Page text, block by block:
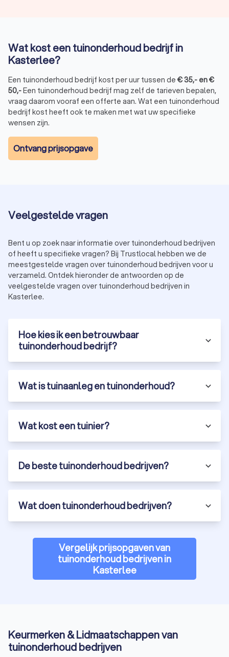
Wat kost een tuinonderhoud bedrijf in
Kasterlee?
Een tuinonderhoud bedrijf kost per uur tussen de €35,- en€
50,-Een tuinonderhoud bedrijf mag zelf de tarieven bepalen,
vraag daarom vooraf een offerte aan. Wat een tuinonderhoud
bedrijf kost heeft ook te maken met wat uw specifieke
wensen zijn.
Ontvang prijsopgave
Veelgestelde vragen
Bent u op zoek naar informatie over tuinonderhoud bedrijven
of heeft u specifieke vragen? Bij Trustlocal hebben we de
meestgestelde vragen over tuinonderhoud bedrijven voor u
verzameld. Ontdek hieronder de antwoorden op de
veelgestelde vragen over tuinonderhoud bedrijven in
Kasterlee.
Hoe kies ik een betrouwbaar
tuinonderhoud bedrijf?
Wat is tuinaanleg en tuinonderhoud?
Wat kost een tuinier?
De beste tuinonderhoud bedrijven?
Wat doen tuinonderhoud bedrijven?
Vergelijk prijsopgaven van
tuinonderhoud bedrijven in
Kasterlee
Keurmerken & Lidmaatschappen van
tuinonderhoud bedrijven